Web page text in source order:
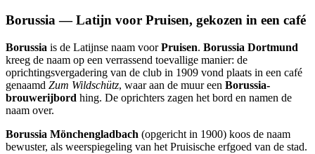
Borussia — Latijn voor Pruisen, gekozen in een café
Borussia is de Latijnse naam voorPruisen. Borussia Dortmund
kreeg de naam op een verrassend toevallige manier: de
oprichtingsvergadering van de club in 1909 vond plaats in een café
genaamd Zum Wildschütz, waar aan de muur een Borussia-
brouwerijbord hing. De oprichters zagen het bord en namen de
naam over.
Borussia Mönchengladbach (opgericht in 1900) koos de naam
bewuster, als weerspiegeling van het Pruisische erfgoed van de stad.